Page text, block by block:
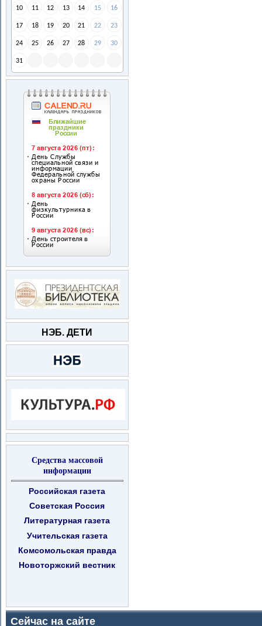
10 11 12 13 14 15 16
17 18 19 20 21 22 23
24 25 26 27 28 29 30
31
НЭБ. ДЕТИ
Средства массовой
информации
Российская газета
Советская Россия
Литературная газета
Учительская газета
Комсомольская правда
Новоторжский вестник
Сейчас на сайте